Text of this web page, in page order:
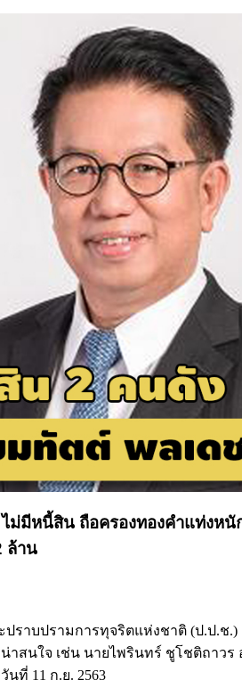
ม่มีหนี้สิน ถือครองทองคำแท่งหนั
ล้าน
ราบปรามการทุจริตแห่งชาติ (ป.ป.ช
สนใจ เช่น นายไพรินทร์ ชูโชติถาวร
ที่ 11 ก.ย. 2563